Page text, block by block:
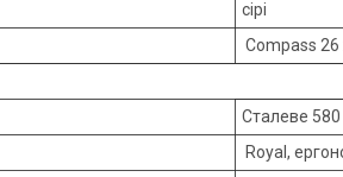
сірі
Compass 26
Сталеве 580
Royal,